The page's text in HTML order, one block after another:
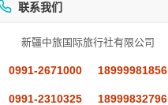
联系我们
新疆中旅国际旅行社有限公司
0991-2671000 18999981856
0991-2310325 18999832796